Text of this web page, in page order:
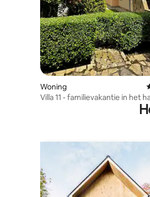
Woning
Villa 11 - familievakantie in het